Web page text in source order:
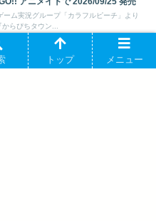
ム実況グループ「カラフルピーチ」より
らぴちタウン...
トップ メニュー